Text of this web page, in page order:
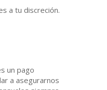
a tu discreción.
un pago
a asegurarnos